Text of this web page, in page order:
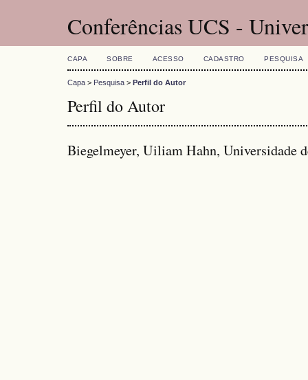
Conferências UCS -
CAPA SOBRE ACESSO CADASTRO PESQUISA
Capa > Pesquisa > Perfil do Autor
Perfil do Autor
Biegelmeyer, Uiliam Hahn, Universidade